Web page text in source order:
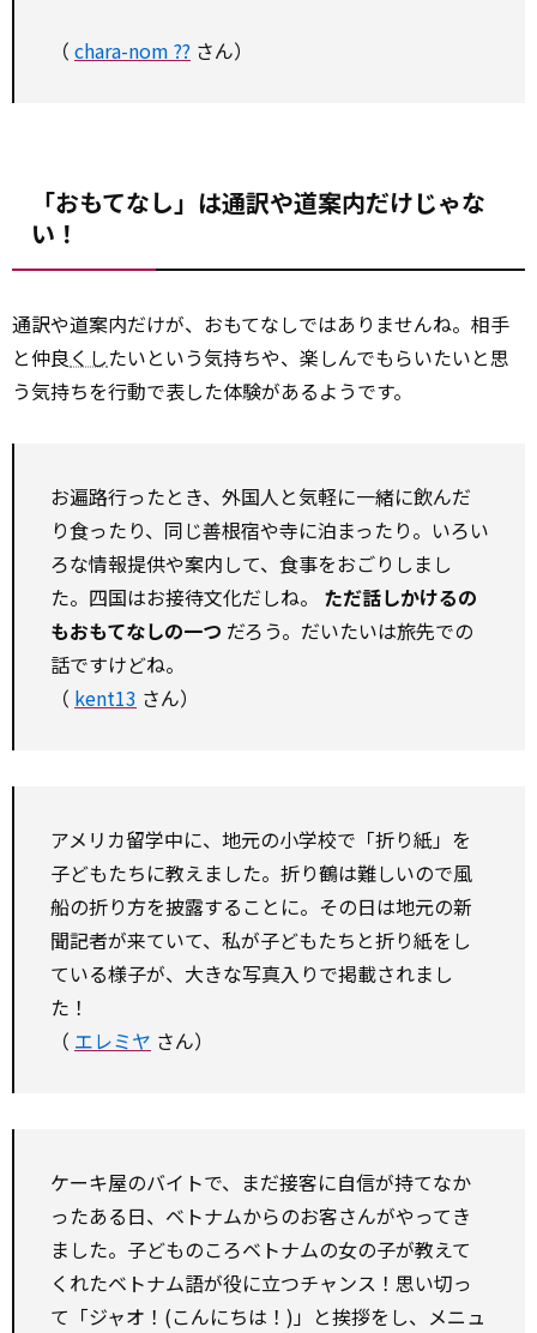
（ chara-nom ?? さん）
「おもてなし」は通訳や道案内だけじゃな
い！
通訳や道案内だけが、おもてなしではありませんね。相手
と仲良くしたいという気持ちや、楽しんでもらいたいと思
う気持ちを行動で表した体験があるようです。
お遍路行ったとき、外国人と気軽に一緒に飲んだ
り食ったり、同じ善根宿や寺に泊まったり。いろい
ろな情報提供や案内して、食事をおごりしまし
た。四国はお接待文化だしね。 ただ話しかけるの
もおもてなしの一つ だろう。だいたいは旅先での
話ですけどね。
（ kent13 さん）
アメリカ留学中に、地元の小学校で「折り紙」を
子どもたちに教えました。折り鶴は難しいので風
船の折り方を披露することに。その日は地元の新
聞記者が来ていて、私が子どもたちと折り紙をし
ている様子が、大きな写真入りで掲載されまし
た！
（ エレミヤ さん）
ケーキ屋のバイトで、まだ接客に自信が持てなか
ったある日、ベトナムからのお客さんがやってき
ました。子どものころベトナムの女の子が教えて
くれたベトナム語が役に立つチャンス！思い切っ
て「ジャオ！(こんにちは！)」と挨拶をし、メニュ